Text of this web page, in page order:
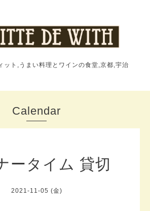
ット,うまい料理とワインの食堂,京都,宇治
Calendar
ータイム 貸切
2021-11-05 (金)